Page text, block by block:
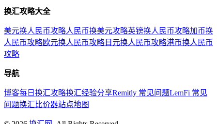
换汇攻略大全
美元换人民币攻略人民币换美元攻略英镑换人民币攻略加币换
人民币攻略欧元换人民币攻略 日元换人民币攻略港币换人民币
攻略
导航
博客每日换汇攻略换汇经验分享Remitly 常见问题LemFi 常见
问题换汇比价器站点地图